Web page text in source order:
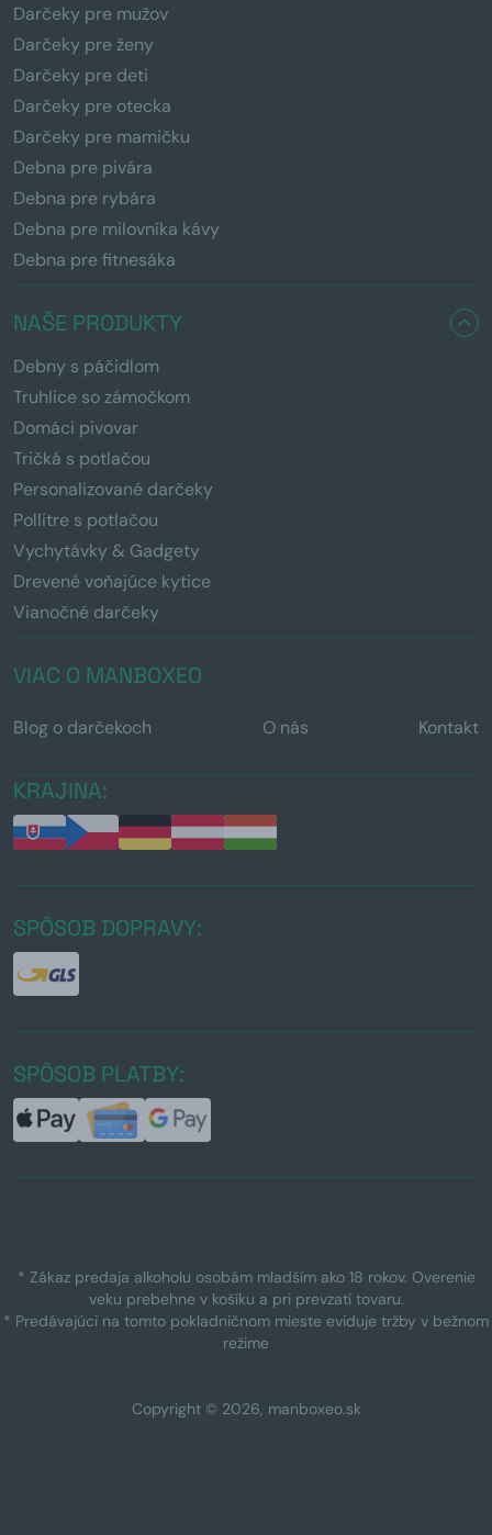
Darčeky pre mužov
Darčeky pre ženy
Darčeky pre deti
Darčeky pre otecka
Darčeky pre mamičku
Debna pre pivára
Debna pre rybára
Debna pre milovníka kávy
Debna pre fitnesáka
NAŠE PRODUKTY
Debny s páčidlom
Truhlice so zámočkom
Domáci pivovar
Tričká s potlačou
Personalizované darčeky
Pollitre s potlačou
Vychytávky & Gadgety
Drevené voňajúce kytice
Vianočné darčeky
VIAC O MANBOXEO
Blog o darčekoch O nás Kontakt
KRAJINA:
SPÔSOB DOPRAVY:
SPÔSOB PLATBY:
* Zákaz predaja alkoholu osobám mladším ako 18 rokov. Overenie
veku prebehne v košíku a pri prevzatí tovaru.
* Predávajúci na tomto pokladničnom mieste eviduje tržby v bežnom
režime
Copyright © 2026, manboxeo.sk